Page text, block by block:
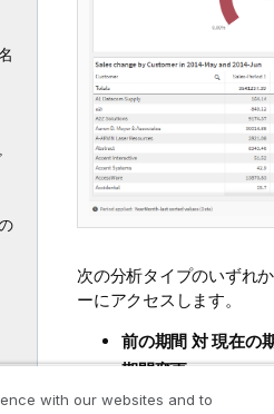
次の分析タイプのいずれか
ーにアクセスします。
前の期間 対 現在の
期間変更
期間変更 (詳細)
with our websites and to